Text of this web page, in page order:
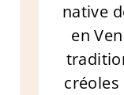
native
en